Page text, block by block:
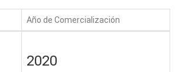
Año de Comercialización
2020